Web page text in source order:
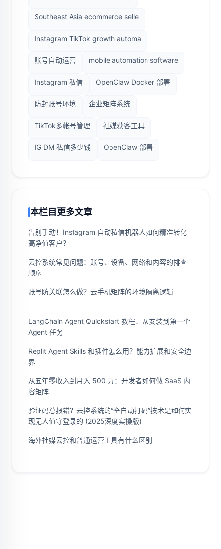
Southeast Asia ecommerce selle
Instagram TikTok growth automa
账号自动运营 mobile automation software
Instagram 私信 OpenClaw Docker 部署
防封账号环境 企业矩阵系统
TikTok多帐号管理 社媒获客工具
IG DM 私信多少钱 OpenClaw 部署
本栏目更多文章
告别手动！Instagram 自动私信机器人如何精准转化
高净值客户？
云控系统常见问题：账号、设备、网络和内容的排查
顺序
账号防关联怎么做？云手机矩阵的环境隔离逻辑
LangChain Agent Quickstart 教程：从安装到第一个
Agent 任务
Replit Agent Skills 和插件怎么用？能力扩展和安全边
界
从五年零收入到月入 500 万：开发者如何做 SaaS 内
容矩阵
验证码总报错？云控系统的“全自动打码”技术是如何实
现无人值守登录的 (2025深度实操版)
海外社媒云控和普通运营工具有什么区别